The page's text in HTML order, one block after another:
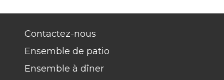
Contactez-nous
Ensemble de patio
Ensemble à dîner